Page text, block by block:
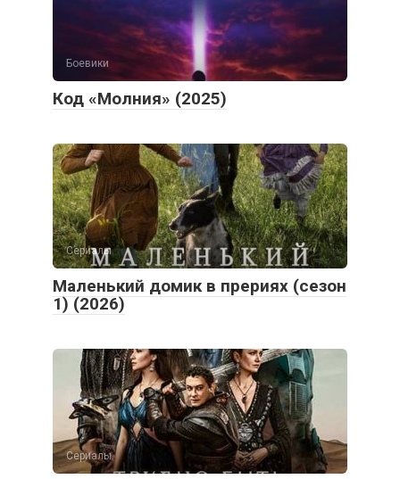
Боевики
Код «Молния» (2025)
Сериалы
Маленький домик в прериях (сезон
1) (2026)
Сериалы